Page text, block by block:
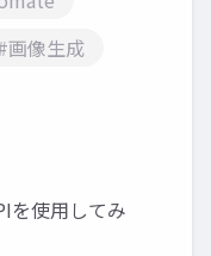
画像生成
を使用してみ